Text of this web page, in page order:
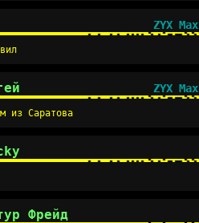
ZYX
ZYX
из Саратова
Фрейд